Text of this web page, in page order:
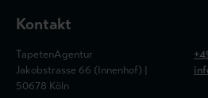
Kontakt
TapetenAgentur
Jakobstrasse 66 (Innenhof) |
50678 Köln